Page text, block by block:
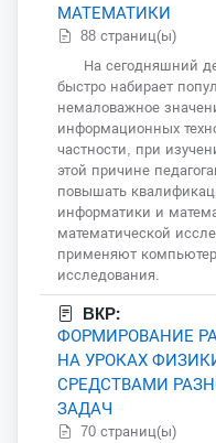
МАТЕМАТИКИ
88 страниц(ы)
На сегодняшний
быстро набирает
немаловажное
информационных
частности, при
этой причине
повышать
информатики и
математической
применяют
исследования.
ВКР:
ФОРМИРОВАНИЕ
НА УРОКАХ
СРЕДСТВАМИ
ЗАДАЧ
70 страниц(ы)